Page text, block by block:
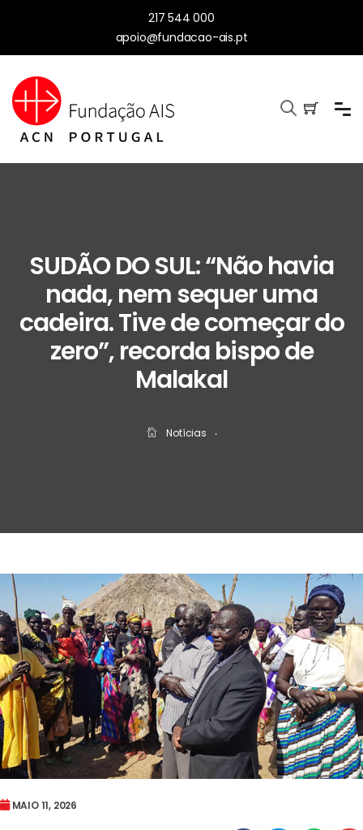
217 544 000
apoio@fundacao-ais.pt
SUDÃO DO SUL: “Não havia
nada, nem sequer uma
cadeira. Tive de começar do
zero”, recorda bispo de
Malakal
Notícias ‧
MAIO 11, 2026